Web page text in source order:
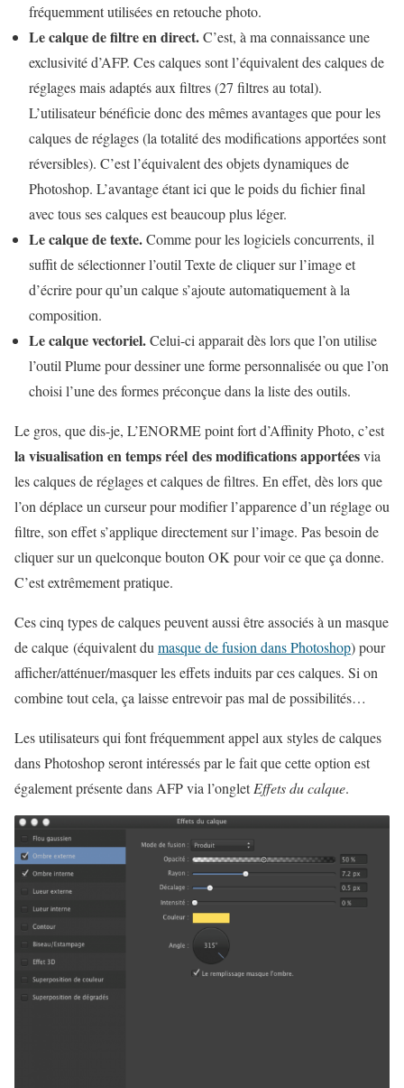
fréquemment utilisées en retouche photo.
Le calque de filtre en direct.C’est, à ma connaissance une
exclusivité d’AFP. Ces calques sont l’équivalent des calques de
réglages mais adaptés aux filtres (27 filtres au total).
L’utilisateur bénéficie donc des mêmes avantages que pour les
calques de réglages (la totalité des modifications apportées sont
réversibles). C’est l’équivalent des objets dynamiques de
Photoshop. L’avantage étant ici que le poids du fichier final
avec tous ses calques est beaucoup plus léger.
Le calque de texte.Comme pour les logiciels concurrents, il
suffit de sélectionner l’outil Texte de cliquer sur l’image et
d’écrire pour qu’un calque s’ajoute automatiquement à la
composition.
Le calque vectoriel.Celui-ci apparait dès lors que l’on utilise
l’outil Plume pour dessiner une forme personnalisée ou que l’on
choisi l’une des formes préconçue dans la liste des outils.
Le gros, que dis-je, L’ENORME point fort d’Affinity Photo, c’est
la visualisation en temps réel des modifications apportéesvia
les calques de réglages et calques de filtres. En effet, dès lors que
l’on déplace un curseur pour modifier l’apparence d’un réglage ou
filtre, son effet s’applique directement sur l’image. Pas besoin de
cliquer sur un quelconque bouton OK pour voir ce que ça donne.
C’est extrêmement pratique.
Ces cinq types de calques peuvent aussi être associés à un masque
de calque (équivalent dumasque de fusion dans Photoshop) pour
afficher/atténuer/masquer les effets induits par ces calques. Si on
combine tout cela, ça laisse entrevoir pas mal de possibilités…
Les utilisateurs qui font fréquemment appel aux styles de calques
dans Photoshop seront intéressés par le fait que cette option est
également présente dans AFP via l’ongletEffets du calque.